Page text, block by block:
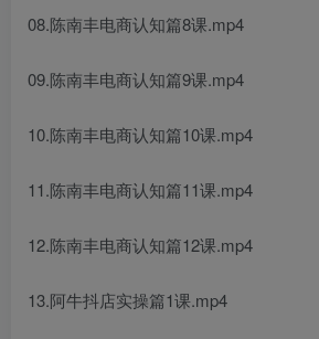
08.陈南丰电商认知篇8课.mp4
09.陈南丰电商认知篇9课.mp4
10.陈南丰电商认知篇10课.mp4
11.陈南丰电商认知篇11课.mp4
12.陈南丰电商认知篇12课.mp4
13.阿牛抖店实操篇1课.mp4